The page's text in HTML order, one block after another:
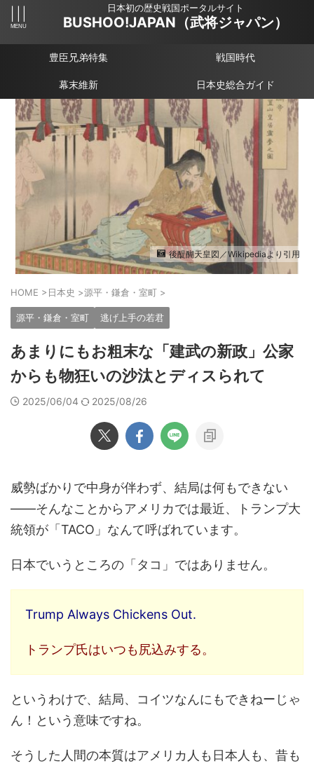
日本初の歴史戦国ポータルサイト
BUSHOO!JAPAN（武将ジャパン）
豊臣兄弟特集 戦国時代
幕末維新 日本史総合ガイド
後醍醐天皇図／Wikipediaより引用
HOME >日本史 >源平・鎌倉・室町 >
源平・鎌倉・室町 逃げ上手の若君
あまりにもお粗末な「建武の新政」公家
からも物狂いの沙汰とディスられて
2025/06/04 2025/08/26
威勢ばかりで中身が伴わず、結局は何もできない
――そんなことからアメリカでは最近、トランプ大
統領が「TACO」なんて呼ばれています。
日本でいうところの「タコ」ではありません。
Trump Always Chickens Out.
トランプ氏はいつも尻込みする。
というわけで、結局、コイツなんにもできねーじゃ
ん！という意味ですね。
そうした人間の本質はアメリカ人も日本人も、昔も